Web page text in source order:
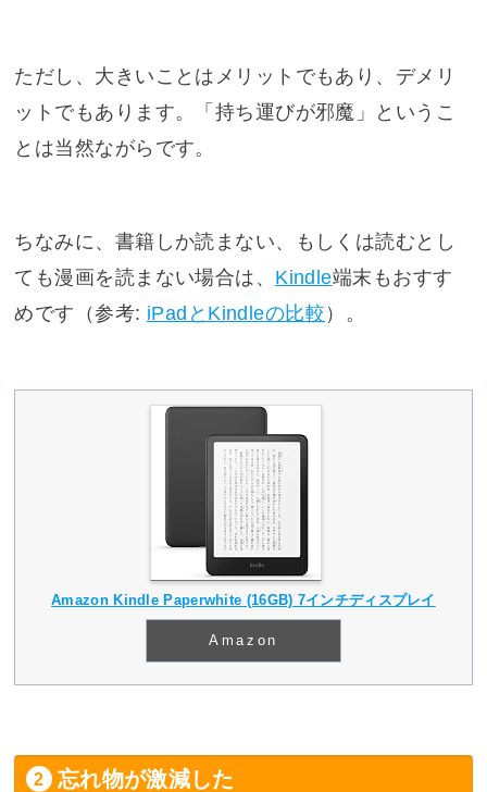
ただし、大きいことはメリットでもあり、デメリ
ットでもあります。「持ち運びが邪魔」というこ
とは当然ながらです。
ちなみに、書籍しか読まない、もしくは読むとし
ても漫画を読まない場合は、 Kindle端末もおすす
めです（参考: iPadとKindleの比較 ）。
Amazon Kindle Paperwhite (16GB) 7インチディスプレイ
Amazon
忘れ物が激減した